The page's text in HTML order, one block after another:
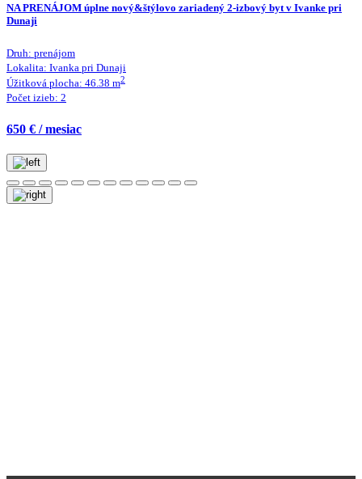
NA PRENÁJOM úplne nový&štýlovo zariadený 2-izbový byt v Ivanke pri
Dunaji
Druh: prenájom
Lokalita: Ivanka pri Dunaji
Úžitková plocha: 46.38 m2
Počet izieb: 2
650 € / mesiac